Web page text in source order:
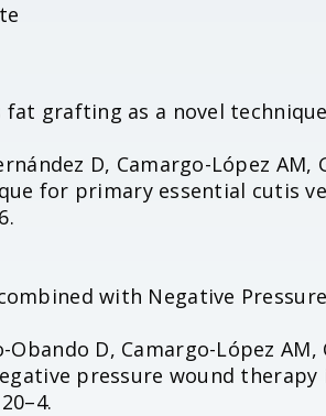
fat grafting as a novel
D, Camargo-López AM,
for primary essential cutis
with Negative
D, Camargo-López AM,
pressure wound therapy